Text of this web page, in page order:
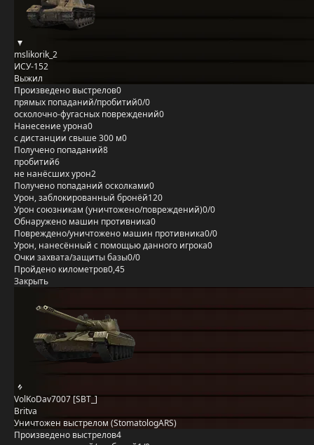
mslikorik_2
ИСУ-152
Выжил
Произведено выстрелов0
прямых попаданий/пробитий0/0
осколочно-фугасных повреждений0
Нанесение урона0
с дистанции свыше 300 м0
Получено попаданий8
пробитий6
не нанёсших урон2
Получено попаданий осколками0
Урон, заблокированный бронёй120
Урон союзникам (уничтожено/повреждений)0/0
Обнаружено машин противника0
Повреждено/уничтожено машин противника0/0
Урон, нанесённый с помощью данного игрока0
Очки захвата/защиты базы0/0
Пройдено километров0,45
Закрыть
VolKoDav7007 [SBT_]
Britva
Уничтожен выстрелом (StomatologARS)
Произведено выстрелов4